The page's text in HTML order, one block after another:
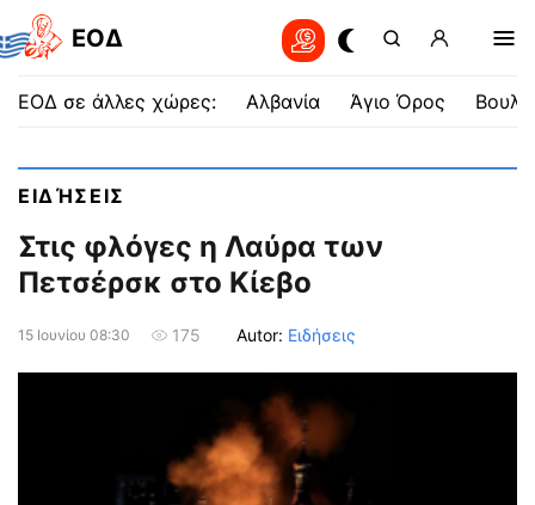
EOΔ
ΕΟΔ σε άλλες χώρες: Αλβανία Άγιο Όρος
ΕΙΔΉΣΕΙΣ
Στις φλόγες η Λαύρα των
Πετσέρσκ στο Κίεβο
15 Ιουνίου 08:30 175 Autor: Ειδήσεις